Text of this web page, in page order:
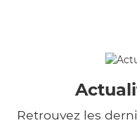
Retrouvez les